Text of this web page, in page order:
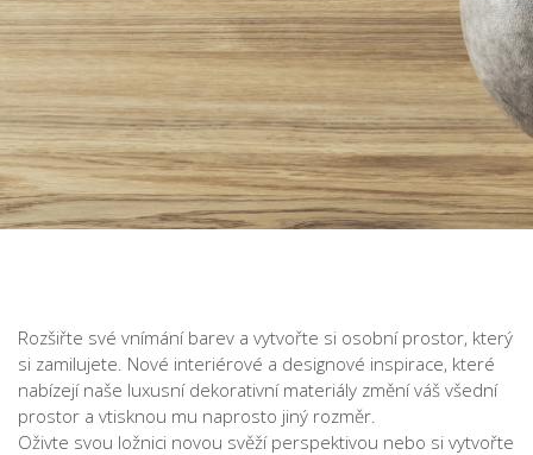
Rozšiřte své vnímání barev a vytvořte si osobní prostor, který
si zamilujete. Nové interiérové a designové inspirace, které
nabízejí naše luxusní dekorativní materiály změní váš všední
prostor a vtisknou mu naprosto jiný rozměr.
Oživte svou ložnici novou svěží perspektivou nebo si vytvořte